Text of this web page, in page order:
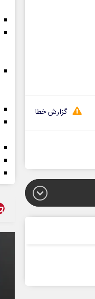
گزارش خطا